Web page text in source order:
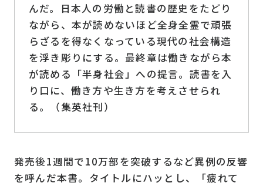
んだ。日本人の労働と読書の歴史をたどり
ながら、本が読めないほど全身全霊で頑張
らざるを得なくなっている現代の社会構造
を浮き彫りにする。最終章は働きながら本
が読める「半身社会」への提言。読書を入
り口に、働き方や生き方を考えさせられ
る。（集英社刊）
発売後1週間で10万部を突破するなど異例の反響
を呼んだ本書。タイトルにハッとし、「疲れて